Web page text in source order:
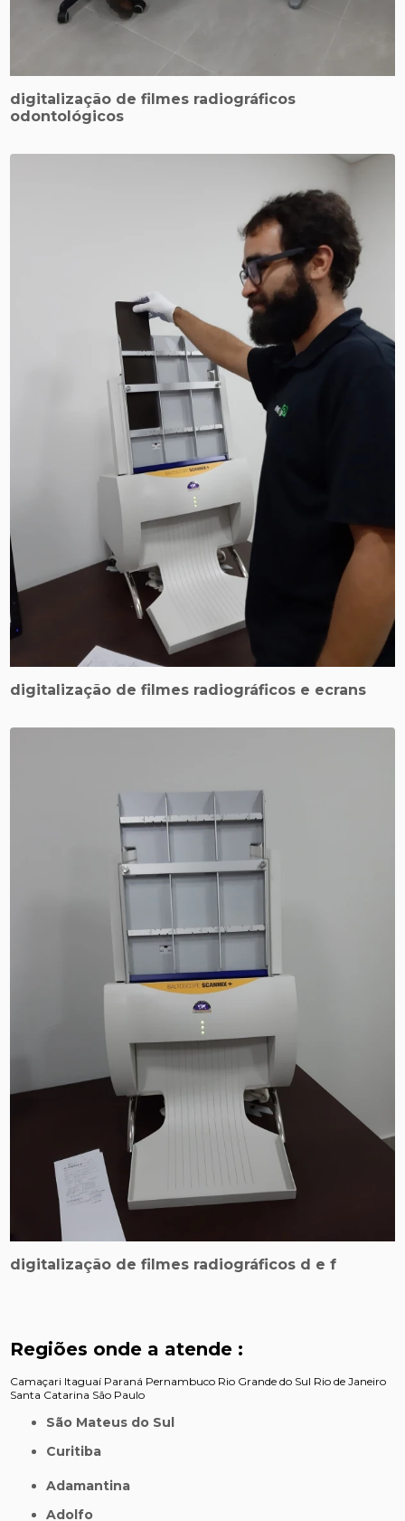
digitalização de filmes radiográficos
odontológicos
digitalização de filmes radiográficos e ecrans
digitalização de filmes radiográficos d e f
Regiões onde a atende :
Camaçari Itaguaí Paraná Pernambuco Rio Grande do Sul Rio de Janeiro
Santa Catarina São Paulo
São Mateus do Sul
Curitiba
Adamantina
Adolfo